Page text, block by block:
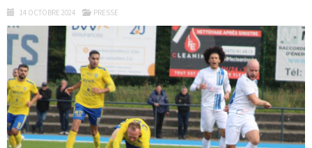
14 OCTOBRE 2024 PRESSE